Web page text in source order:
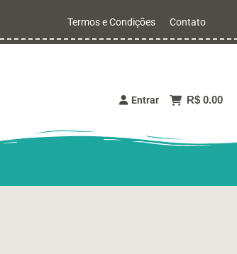
Termos e Condições Contato
Entrar R$ 0.00